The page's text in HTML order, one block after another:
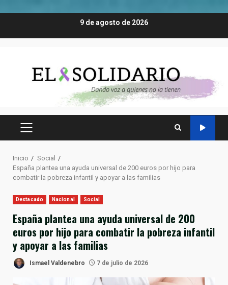
9 de agosto de 2026
MENÚ
Inicio
Social
España plantea una ayuda universal de 200 euros por hijo para
combatir la pobreza infantil y apoyar a las familias
Destacado Nacional Social
España plantea una ayuda universal de 200
euros por hijo para combatir la pobreza infantil
y apoyar a las familias
Ismael Valdenebro 7 de julio de 2026